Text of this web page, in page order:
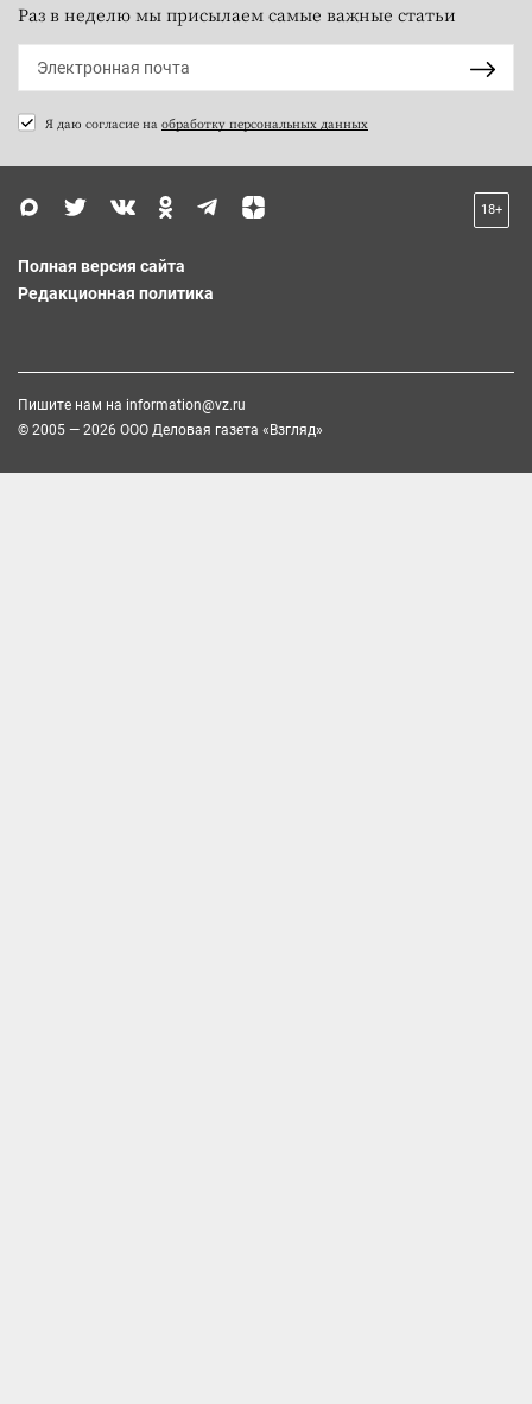
Раз в неделю мы присылаем самые важные статьи
Я даю согласие на обработку персональных данных
18+
Полная версия сайта
Редакционная политика
Пишите нам на information@vz.ru
© 2005 — 2026 ООО Деловая газета «Взгляд»